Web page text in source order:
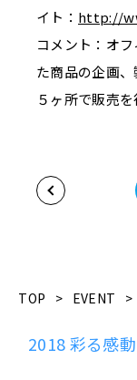
イト： http://
コメント：オ
た商品の企画
５ヶ所で販売を
TOP > EVENT >
2018 彩る感